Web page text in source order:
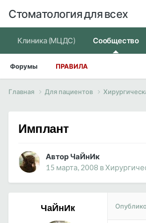
Стоматология для всех
Клиника (МЦДС) Сообщество
Форумы ПРАВИЛА
Главная Для пациентов
Имплант
Автор ЧаЙнИк
15 марта, 2008 в
ЧаЙнИк